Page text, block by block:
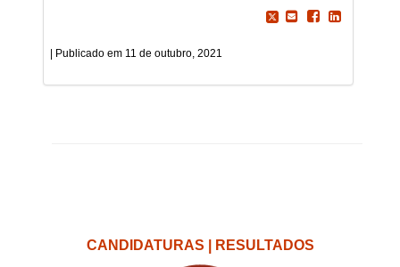
11 de outubro, 2021
CANDIDATURAS | RESULTADOS